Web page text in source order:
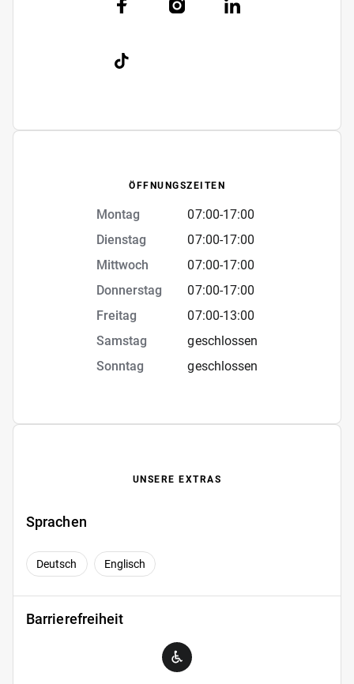
ÖFFNUNGSZEITEN
Montag 07:00-17:00
Dienstag
07:00-17:00
Mittwoch
07:00-17:00
Donnerstag
07:00-17:00
Freitag
07:00-13:00
Samstag
geschlossen
Sonntag
geschlossen
UNSERE EXTRAS
Sprachen
Deutsch Englisch
Barrierefreiheit